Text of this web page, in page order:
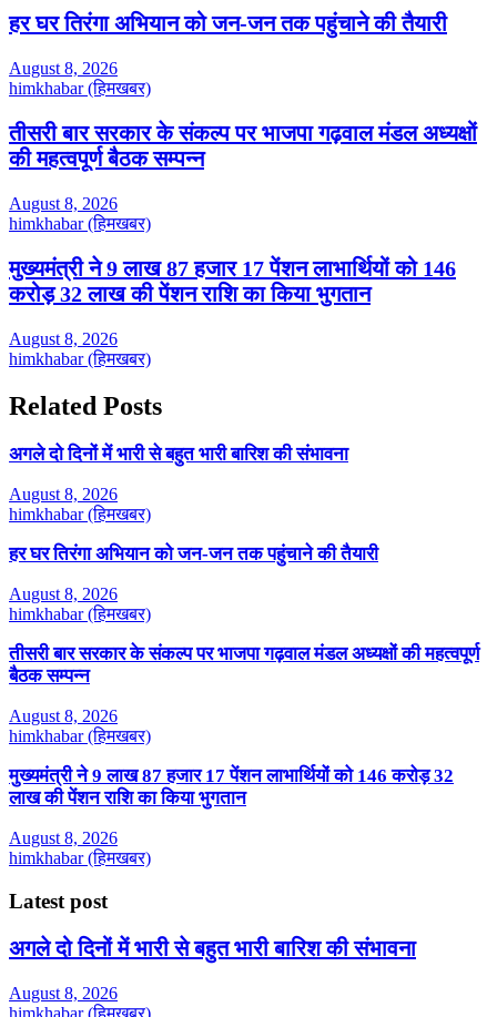
हर घर तिरंगा अभियान को जन-जन तक पहुंचाने की तैयारी
August 8, 2026
himkhabar (हिमखबर)
तीसरी बार सरकार के संकल्प पर भाजपा गढ़वाल मंडल अध्यक्षों
की महत्वपूर्ण बैठक सम्पन्न
August 8, 2026
himkhabar (हिमखबर)
मुख्यमंत्री ने 9 लाख 87 हजार 17 पेंशन लाभार्थियों को 146
करोड़ 32 लाख की पेंशन राशि का किया भुगतान
August 8, 2026
himkhabar (हिमखबर)
Related Posts
अगले दो दिनों में भारी से बहुत भारी बारिश की संभावना
August 8, 2026
himkhabar (हिमखबर)
हर घर तिरंगा अभियान को जन-जन तक पहुंचाने की तैयारी
August 8, 2026
himkhabar (हिमखबर)
तीसरी बार सरकार के संकल्प पर भाजपा गढ़वाल मंडल अध्यक्षों की महत्वपूर्ण
बैठक सम्पन्न
August 8, 2026
himkhabar (हिमखबर)
मुख्यमंत्री ने 9 लाख 87 हजार 17 पेंशन लाभार्थियों को 146 करोड़ 32
लाख की पेंशन राशि का किया भुगतान
August 8, 2026
himkhabar (हिमखबर)
Latest post
अगले दो दिनों में भारी से बहुत भारी बारिश की संभावना
August 8, 2026
himkhabar (हिमखबर)